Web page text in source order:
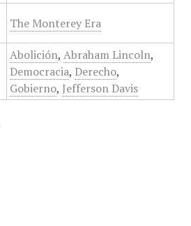
The Monterey Era
Abolición, Abraham Lincoln,
Democracia, Derecho,
Gobierno, Jefferson Davis